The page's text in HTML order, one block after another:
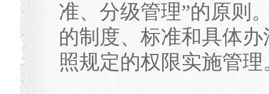
准、分级管理”的原则
的制度、标准和具体
照规定的权限实施管理